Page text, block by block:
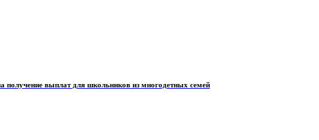
выплат для школьников из многодетных семей